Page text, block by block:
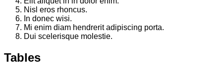
Nisl eros rhoncus.
In donec wisi.
Mi enim diam hendrerit adipiscing porta.
Dui scelerisque molestie.
Tables